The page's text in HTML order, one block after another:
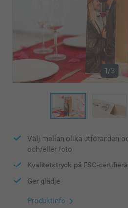
1/3
Välj mellan olika utföranden
och/eller foto
Kvalitetstryck på FSC-
Ger glädje
Produktinfo